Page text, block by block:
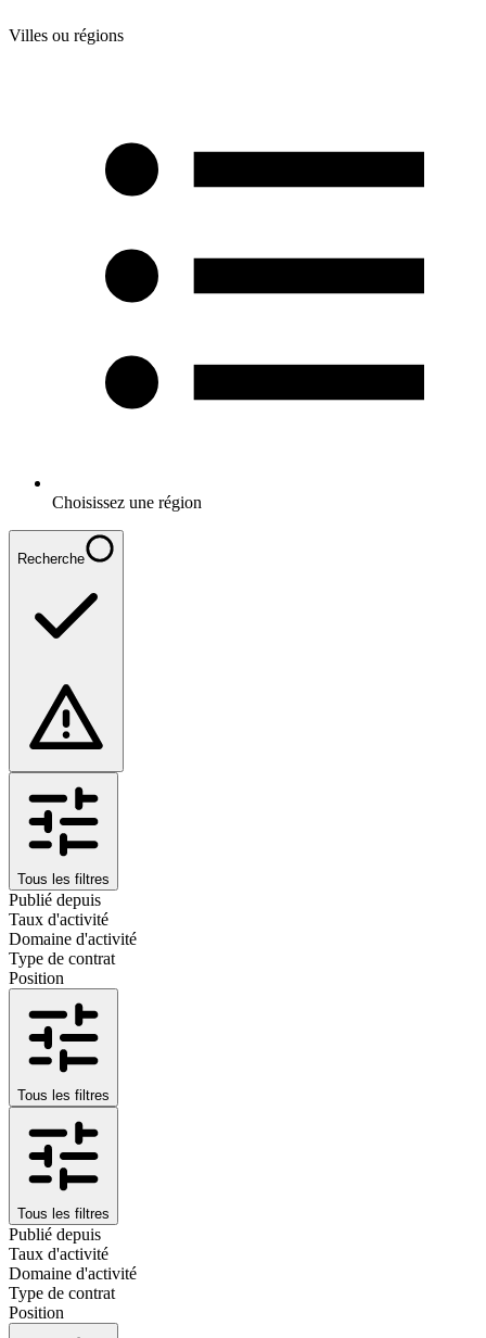
Villes ou régions
Choisissez une région
Recherche
Tous les filtres
Publié depuis
Taux d'activité
Domaine d'activité
Type de contrat
Position
Tous les filtres
Tous les filtres
Publié depuis
Taux d'activité
Domaine d'activité
Type de contrat
Position